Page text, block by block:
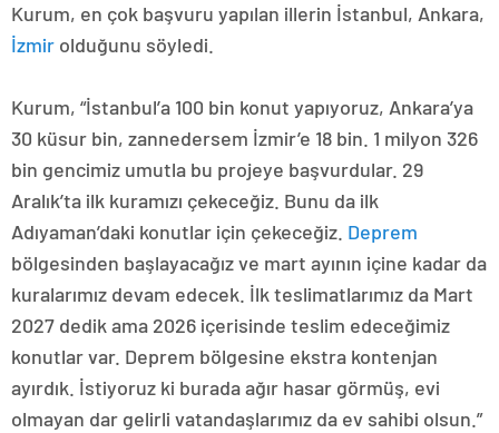
Kurum, en çok başvuru yapılan illerin İstanbul, Ankara,
İzmir olduğunu söyledi.
Kurum, “İstanbul’a 100 bin konut yapıyoruz, Ankara’ya
30 küsur bin, zannedersem İzmir’e 18 bin. 1 milyon 326
bin gencimiz umutla bu projeye başvurdular. 29
Aralık’ta ilk kuramızı çekeceğiz. Bunu da ilk
Adıyaman’daki konutlar için çekeceğiz. Deprem
bölgesinden başlayacağız ve mart ayının içine kadar da
kuralarımız devam edecek. İlk teslimatlarımız da Mart
2027 dedik ama 2026 içerisinde teslim edeceğimiz
konutlar var. Deprem bölgesine ekstra kontenjan
ayırdık. İstiyoruz ki burada ağır hasar görmüş, evi
olmayan dar gelirli vatandaşlarımız da ev sahibi olsun.”